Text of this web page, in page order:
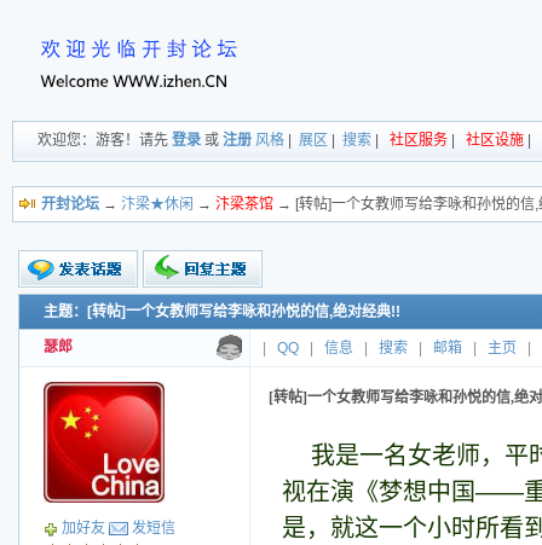
欢迎您：游客！请先 登录 或 注册 风格 展区 搜索 社区服务 社区设施
开封论坛 → 汴梁★休闲 → 汴梁茶馆 → [转帖]一个女教师写给李咏和孙悦的信,
新的主题
投票帖
交易帖
小字报
主题：[转帖]一个女教师写给李咏和孙悦的信,绝对经典!!
瑟郎 QQ 信息 搜索 邮箱 主页
加好友 发短信
[转帖]一个女教师写给李咏和孙悦的信,绝
我是一名女老师，平
视在演《梦想中国——
是，就这一个小时所看